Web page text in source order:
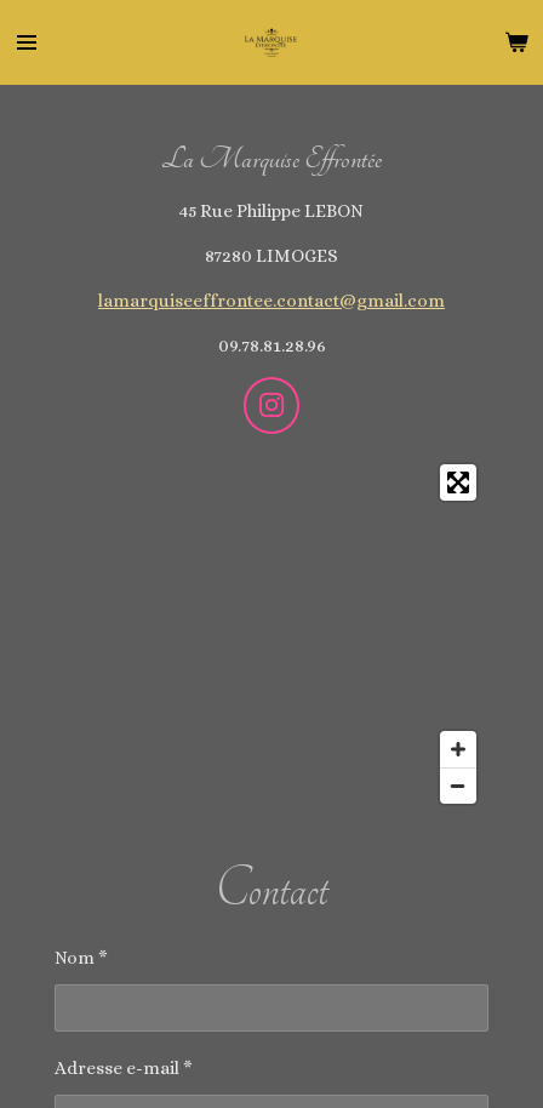
au
La Marquise Effrontée
45 Rue Philippe LEBON
87280 LIMOGES
lamarquiseeffrontee.contact@gmail.com
09.78.81.28.96
I
Contact
Nom *
Adresse e-mail *